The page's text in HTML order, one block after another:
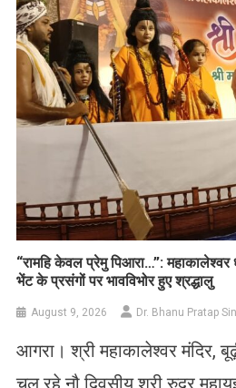
​“रामहि केवल प्रेमु पिआरा…”:
भेंट के प्रसंगों पर भावविभोर हुए श्रद्धालु
August 9, 2026 Dr. Bhanu Pratap
आगरा। श्री महाकालेश्वर मंदिर,